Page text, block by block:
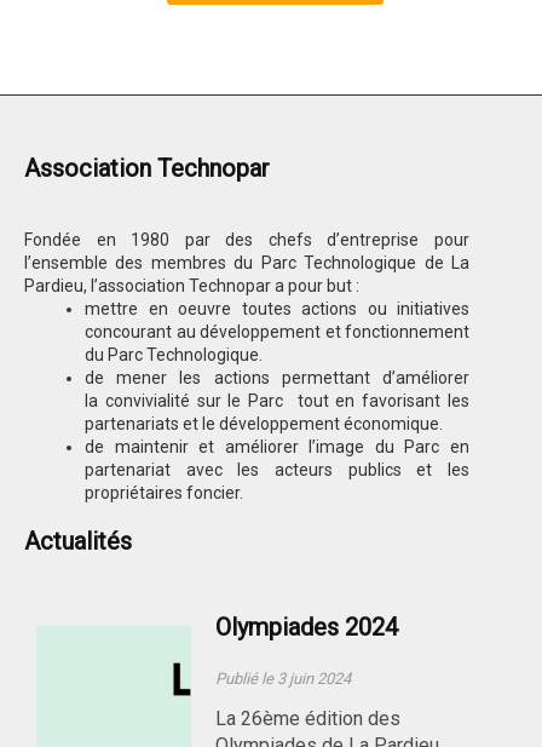
Association Technopar
Fondée en 1980 par des chefs d’entreprise pour
l’ensemble des membres du Parc Technologique de La
Pardieu, l’association Technopar a pour but :
mettre en oeuvre toutes actions ou initiatives
concourant au développement et fonctionnement
du Parc Technologique.
de mener les actions permettant d’améliorer
la convivialité sur le Parc tout en favorisant les
partenariats et le développement économique.
de maintenir et améliorer l’image du Parc en
partenariat avec les acteurs publics et les
propriétaires foncier.
Actualités
Olympiades 2024
Publié le 3 juin 2024
La 26ème édition des